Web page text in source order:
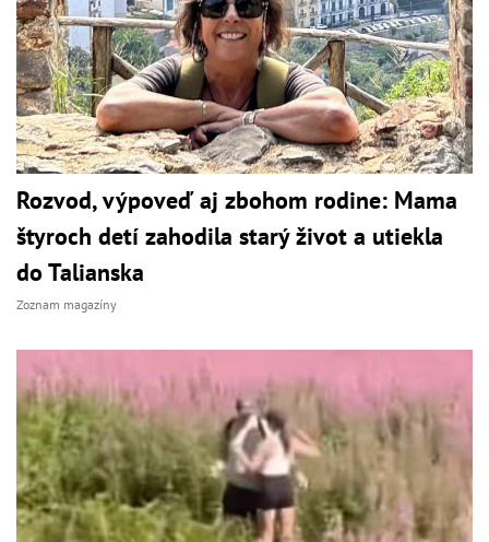
Rozvod, výpoveď aj zbohom rodine: Mama
štyroch detí zahodila starý život a utiekla
do Talianska
Zoznam magazíny